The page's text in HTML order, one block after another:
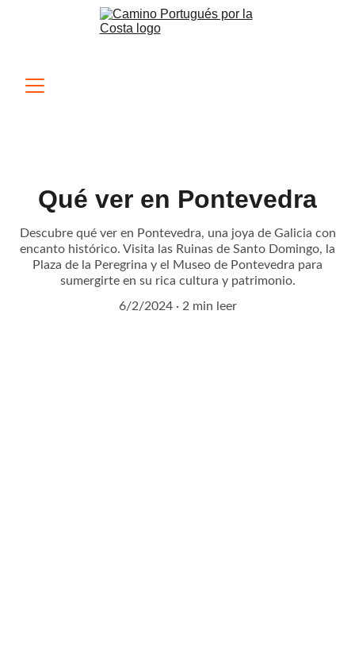
Qué ver en Pontevedra
Descubre qué ver en Pontevedra, una joya de Galicia con
encanto histórico. Visita las Ruinas de Santo Domingo, la
Plaza de la Peregrina y el Museo de Pontevedra para
sumergirte en su rica cultura y patrimonio.
6/2/2024
2 min leer